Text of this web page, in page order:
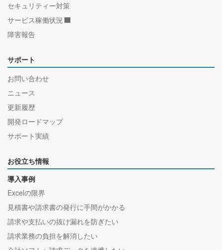
セキュリティー対策
サービス稼働状況
障害報告
サポート
お問い合わせ
ニュース
更新履歴
開発ロードマップ
サポート実績
お役立ち情報
導入事例
Excelの限界
見積書や請求書の発行に手間がかかる
請求や支払いの抜け漏れを防ぎたい
請求業務の負担を解消したい